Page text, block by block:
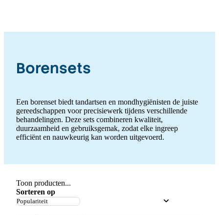
Borensets
Een borenset biedt tandartsen en mondhygiënisten de juiste
gereedschappen voor precisiewerk tijdens verschillende
behandelingen. Deze sets combineren kwaliteit,
duurzaamheid en gebruiksgemak, zodat elke ingreep
efficiënt en nauwkeurig kan worden uitgevoerd.
Toon producten...
Sorteren op